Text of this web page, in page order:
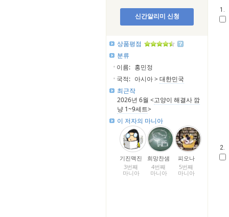
신간알리미 신청
상품평점
분류
이름: 홍민정
국적: 아시아 >대한민국
최근작
2026년 6월 <고양이 해결사 깜
냥 1~9세트>
이 저자의 마니아
기진맥진
3번째
마니아
희망찬샘
4번째
마니아
피오나
5번째
마니아
1.
2.